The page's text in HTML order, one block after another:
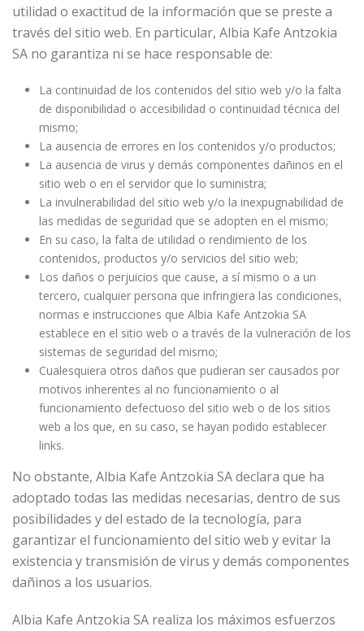
utilidad o exactitud de la información que se preste a
través del sitio web. En particular, Albia Kafe Antzokia
SA no garantiza ni se hace responsable de:
La continuidad de los contenidos del sitio web y/o la falta
de disponibilidad o accesibilidad o continuidad técnica del
mismo;
La ausencia de errores en los contenidos y/o productos;
La ausencia de virus y demás componentes dañinos en el
sitio web o en el servidor que lo suministra;
La invulnerabilidad del sitio web y/o la inexpugnabilidad de
las medidas de seguridad que se adopten en el mismo;
En su caso, la falta de utilidad o rendimiento de los
contenidos, productos y/o servicios del sitio web;
Los daños o perjuicios que cause, a sí mismo o a un
tercero, cualquier persona que infringiera las condiciones,
normas e instrucciones que Albia Kafe Antzokia SA
establece en el sitio web o a través de la vulneración de los
sistemas de seguridad del mismo;
Cualesquiera otros daños que pudieran ser causados por
motivos inherentes al no funcionamiento o al
funcionamiento defectuoso del sitio web o de los sitios
web a los que, en su caso, se hayan podido establecer
links.
No obstante, Albia Kafe Antzokia SA declara que ha
adoptado todas las medidas necesarias, dentro de sus
posibilidades y del estado de la tecnología, para
garantizar el funcionamiento del sitio web y evitar la
existencia y transmisión de virus y demás componentes
dañinos a los usuarios.
Albia Kafe Antzokia SA realiza los máximos esfuerzos